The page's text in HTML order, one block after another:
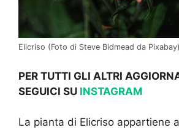
Elicriso (Foto di Steve Bidmead da Pixabay)
PER TUTTI GLI ALTRI
SEGUICI SU INSTAGRAM
La pianta di Elicriso appartiene